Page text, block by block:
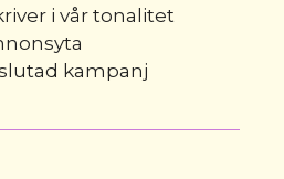
i vår tonalitet
kampanj